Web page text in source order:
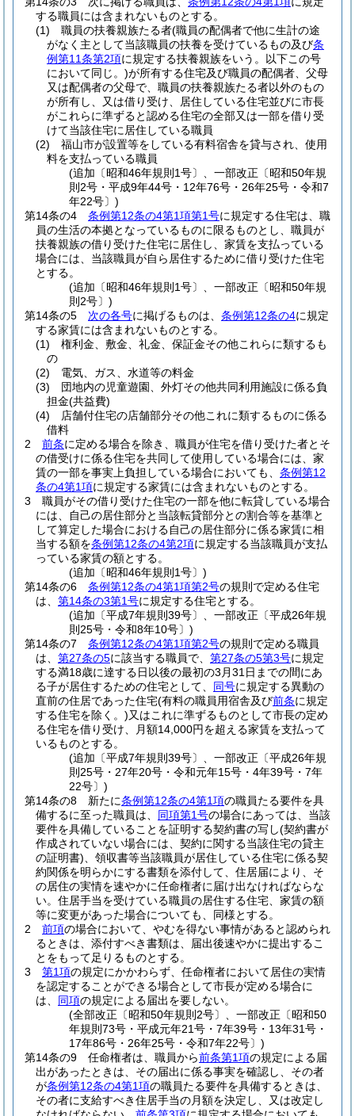
する職員には含まれないものとする。
(1)
職員の扶養親族たる者(職員の配偶者で他に生計の途
がなく主として当該職員の扶養を受けているもの及び条
例第11条第2項に規定する扶養親族をいう。以下この号
において同じ。)が所有する住宅及び職員の配偶者、父母
又は配偶者の父母で、職員の扶養親族たる者以外のもの
が所有し、又は借り受け、居住している住宅並びに市長
がこれらに準ずると認める住宅の全部又は一部を借り受
けて当該住宅に居住している職員
(2)
福山市が設置等をしている有料宿舎を貸与され、使用
料を支払っている職員
(追加〔昭和46年規則1号〕、一部改正〔昭和50年規
則2号・平成9年44号・12年76号・26年25号・令和7
年22号〕)
第14条の4
条例第12条の4第1項第1号に規定する住宅は、職
員の生活の本拠となっているものに限るものとし、職員が
扶養親族の借り受けた住宅に居住し、家賃を支払っている
場合には、当該職員が自ら居住するために借り受けた住宅
とする。
(追加〔昭和46年規則1号〕、一部改正〔昭和50年規
則2号〕)
第14条の5
次の各号に掲げるものは、 条例第12条の4に規定
する家賃には含まれないものとする。
(1)
権利金、敷金、礼金、保証金その他これらに類するも
の
(2)
電気、ガス、水道等の料金
(3)
団地内の児童遊園、外灯その他共同利用施設に係る負
担金(共益費)
(4)
店舗付住宅の店舗部分その他これに類するものに係る
借料
2
前条に定める場合を除き、職員が住宅を借り受けた者とそ
の借受けに係る住宅を共同して使用している場合には、家
賃の一部を事実上負担している場合においても、 条例第12
条の4第1項に規定する家賃には含まれないものとする。
3
職員がその借り受けた住宅の一部を他に転貸している場合
には、自己の居住部分と当該転貸部分との割合等を基準と
して算定した場合における自己の居住部分に係る家賃に相
当する額を条例第12条の4第2項に規定する当該職員が支払
っている家賃の額とする。
(追加〔昭和46年規則1号〕)
第14条の6
条例第12条の4第1項第2号の規則で定める住宅
は、 第14条の3第1号に規定する住宅とする。
(追加〔平成7年規則39号〕、一部改正〔平成26年規
則25号・令和8年10号〕)
第14条の7
条例第12条の4第1項第2号の規則で定める職員
は、 第27条の5に該当する職員で、 第27条の5第3号に規定
する満18歳に達する日以後の最初の3月31日までの間にあ
る子が居住するための住宅として、 同号に規定する異動の
直前の住居であった住宅(有料の職員用宿舎及び前条に規定
する住宅を除く。)又はこれに準ずるものとして市長の定め
る住宅を借り受け、月額14,000円を超える家賃を支払って
いるものとする。
(追加〔平成7年規則39号〕、一部改正〔平成26年規
則25号・27年20号・令和元年15号・4年39号・7年
22号〕)
第14条の8
新たに条例第12条の4第1項の職員たる要件を具
備するに至った職員は、 同項第1号の場合にあっては、当該
要件を具備していることを証明する契約書の写し(契約書が
作成されていない場合には、契約に関する当該住宅の貸主
の証明書) 、領収書等当該職員が居住している住宅に係る契
約関係を明らかにする書類を添付して、住居届により、そ
の居住の実情を速やかに任命権者に届け出なければならな
い。 住居手当を受けている職員の居住する住宅、家賃の額
等に変更があった場合についても、同様とする。
2
前項の場合において、やむを得ない事情があると認められ
るときは、添付すべき書類は、届出後速やかに提出するこ
とをもって足りるものとする。
3
第1項の規定にかかわらず、任命権者において居住の実情
を認定することができる場合として市長が定める場合に
は、 同項の規定による届出を要しない。
(全部改正〔昭和50年規則2号〕、一部改正〔昭和50
年規則73号・平成元年21号・7年39号・13年31号・
17年86号・26年25号・令和7年22号〕)
第14条の9
任命権者は、職員から前条第1項の規定による届
出があったときは、その届出に係る事実を確認し、その者
が条例第12条の4第1項の職員たる要件を具備するときは、
その者に支給すべき住居手当の月額を決定し、又は改定し